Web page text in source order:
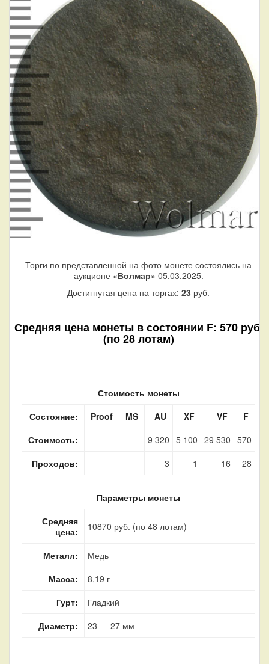
Торги по представленной на фото монете состоялись на
аукционе «Волмар» 05.03.2025.
Достигнутая цена на торгах: 23 руб.
Средняя цена монеты в состоянии F: 570 руб.
(по 28 лотам)
Стоимость монеты
Состояние:
Proof MS AU XF VF
F
Стоимость:
9 320 5 100 29 530 570
Проходов:
3 1 16 28
Параметры монеты
Средняя
цена:
10870 руб. (по 48 лотам)
Металл:
Медь
Масса:
8,19 г
Гурт:
Гладкий
Диаметр:
23 — 27 мм